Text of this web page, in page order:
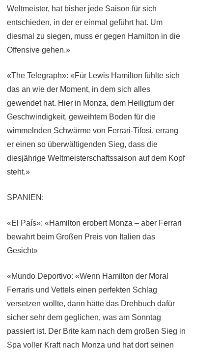
Weltmeister, hat bisher jede Saison für sich
entschieden, in der er einmal geführt hat. Um
diesmal zu siegen, muss er gegen Hamilton in die
Offensive gehen.»
«The Telegraph»: «Für Lewis Hamilton fühlte sich
das an wie der Moment, in dem sich alles
gewendet hat. Hier in Monza, dem Heiligtum der
Geschwindigkeit, geweihtem Boden für die
wimmelnden Schwärme von Ferrari-Tifosi, errang
er einen so überwältigenden Sieg, dass die
diesjährige Weltmeisterschaftssaison auf dem Kopf
steht.»
SPANIEN:
«El País»: «Hamilton erobert Monza – aber Ferrari
bewahrt beim Großen Preis von Italien das
Gesicht»
«Mundo Deportivo: «Wenn Hamilton der Moral
Ferraris und Vettels einen perfekten Schlag
versetzen wollte, dann hätte das Drehbuch dafür
sicher sehr dem geglichen, was am Sonntag
passiert ist. Der Brite kam nach dem großen Sieg in
Spa voller Kraft nach Monza und hat dort seinen